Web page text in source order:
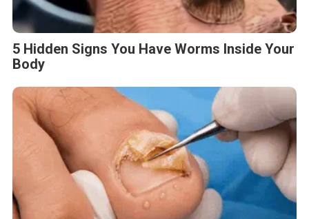
5 Hidden Signs You Have Worms Inside Your
Body